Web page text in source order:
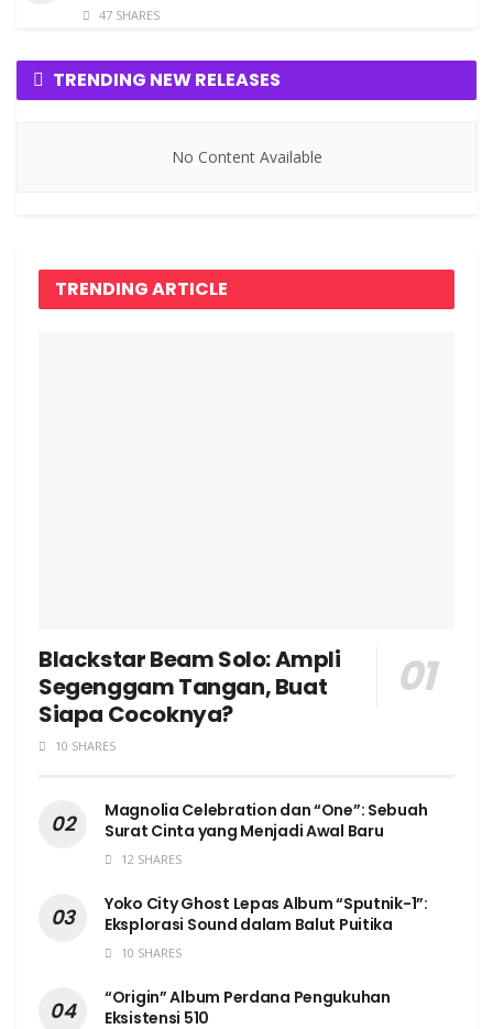
47 SHARES
TRENDING NEW RELEASES
No Content Available
TRENDING ARTICLE
Blackstar Beam Solo: Ampli
Segenggam Tangan, Buat
Siapa Cocoknya?
10 SHARES
Magnolia Celebration dan “One”: Sebuah
Surat Cinta yang Menjadi Awal Baru
12 SHARES
Yoko City Ghost Lepas Album “Sputnik-1”:
Eksplorasi Sound dalam Balut Puitika
10 SHARES
“Origin” Album Perdana Pengukuhan
Eksistensi 510